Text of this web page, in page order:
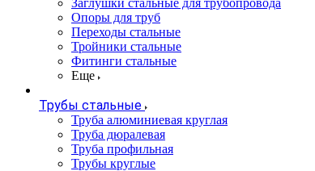
Заглушки стальные для трубопровода
Опоры для труб
Переходы стальные
Тройники стальные
Фитинги стальные
Еще
Трубы стальные
Труба алюминиевая круглая
Труба дюралевая
Труба профильная
Трубы круглые